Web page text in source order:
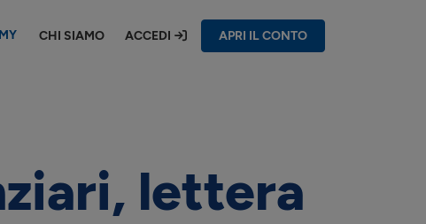
CHI SIAMO ACCEDI APRI IL CONTO
lettera